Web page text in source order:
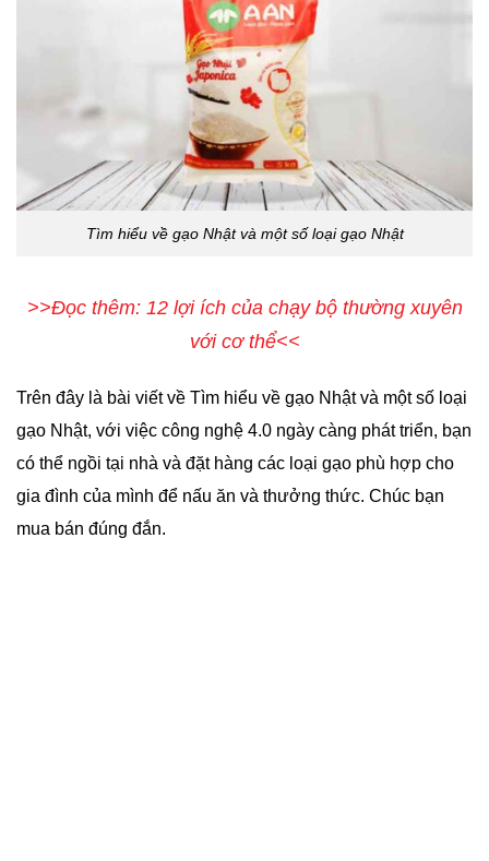
Tìm hiểu về gạo Nhật và một số loại gạo Nhật
>>Đọc thêm: 12 lợi ích của chạy bộ thường xuyên
với cơ thể<<
Trên đây là bài viết về Tìm hiểu về gạo Nhật và một số loại
gạo Nhật, với việc công nghệ 4.0 ngày càng phát triển, bạn
có thể ngồi tại nhà và đặt hàng các loại gạo phù hợp cho
gia đình của mình để nấu ăn và thưởng thức. Chúc bạn
mua bán đúng đắn.